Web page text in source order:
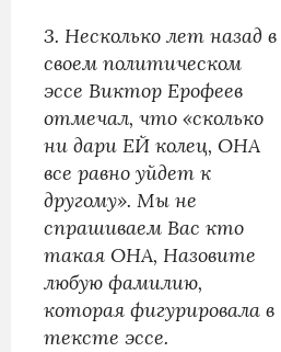
3. Несколько лет назад в
своем политическом
эссе Виктор Ерофеев
отмечал, что «сколько
ни дари ЕЙ колец, ОНА
все равно уйдет к
другому». Мы не
спрашиваем Вас кто
такая ОНА, Назовите
любую фамилию,
которая фигурировала в
тексте эссе.